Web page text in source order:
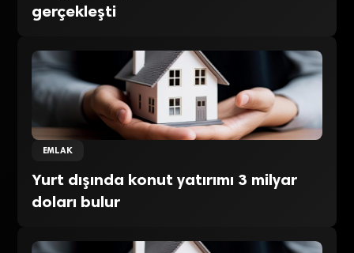
gerçekleşti
EMLAK
Yurt dışında konut yatırımı 3 milyar
doları bulur